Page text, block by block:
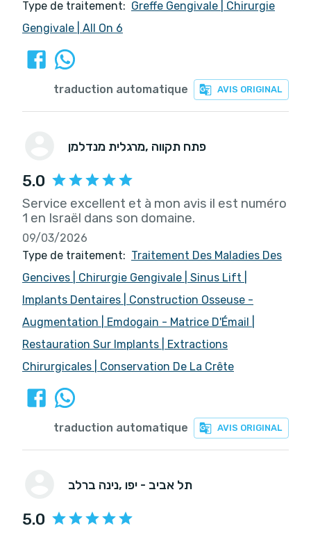
Type de traitement: Greffe Gengivale
Chirurgie
Gengivale
All On 6
AVIS ORIGINAL
traduction automatique
מרגלית מנדלמן , פתח תקווה
5.0
Service excellent et à mon avis il est numéro
1 en Israël dans son domaine.
09/03/2026
Type de traitement: Traitement Des Maladies Des
Gencives
Chirurgie Gengivale Sinus Lift
Implants Dentaires
Construction Osseuse -
Augmentation
Emdogain - Matrice D'Émail
Restauration Sur Implants
Extractions
Chirurgicales
Conservation De La Crête
AVIS ORIGINAL
traduction automatique
נינה ברלב , תל אביב - יפו
5.0